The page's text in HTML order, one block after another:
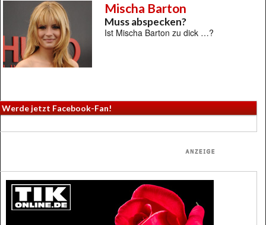
Mischa Barton
Muss abspecken?
Ist Mischa Barton zu dick …?
Werde jetzt Facebook-Fan!